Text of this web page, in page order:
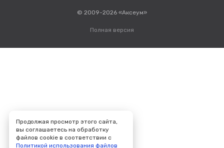
© 2009-2026 «Аксеум»
Полная версия
Продолжая просмотр этого сайта,
вы соглашаетесь на обработку
файлов cookie в соответствии с
Политикой использования файлов